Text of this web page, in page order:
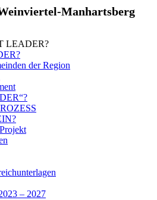
Manhartsberg
LEADER?
der Region
– 2027